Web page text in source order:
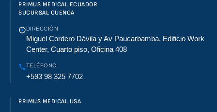
PRIMUS MEDICAL ECUADOR
SUCURSAL CUENCA
DIRECCIÓN
Miguel Cordero Dávila y Av Paucarbamba, Edificio Work
Center, Cuarto piso, Oficina 408
TELÉFONO
+593 98 325 7702
PRIMUS MEDICAL USA